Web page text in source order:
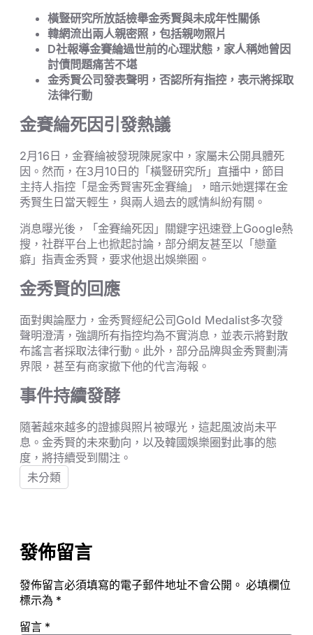
橫豎研究所放話檢舉金秀賢與未成年性關係
韓網流出兩人親密照，包括親吻照片
D社報導金賽綸過世前的心理狀態，家人稱她曾因
討債問題痛苦不堪
金秀賢公司發表聲明，否認所有指控，表示將採取
法律行動
金賽綸死因引發熱議
2月16日，金賽綸被發現陳屍家中，家屬未公開具體死
因。然而，在3月10日的「橫豎研究所」直播中，節目
主持人指控「是金秀賢害死金賽綸」，暗示她選擇在金
秀賢生日當天輕生，與兩人過去的感情糾紛有關。
消息曝光後，「金賽綸死因」關鍵字迅速登上Google熱
搜，社群平台上也掀起討論，部分網友甚至以「戀童
癖」指責金秀賢，要求他退出娛樂圈。
金秀賢的回應
面對輿論壓力，金秀賢經紀公司Gold Medalist多次發
聲明澄清，強調所有指控均為不實消息，並表示將對散
布謠言者採取法律行動。此外，部分品牌與金秀賢劃清
界限，甚至有商家撤下他的代言海報。
事件持續發酵
隨著越來越多的證據與照片被曝光，這起風波尚未平
息。金秀賢的未來動向，以及韓國娛樂圈對此事的態
度，將持續受到關注。
未分類
發佈留言
發佈留言必須填寫的電子郵件地址不會公開。 必填欄位
標示為 *
留言 *